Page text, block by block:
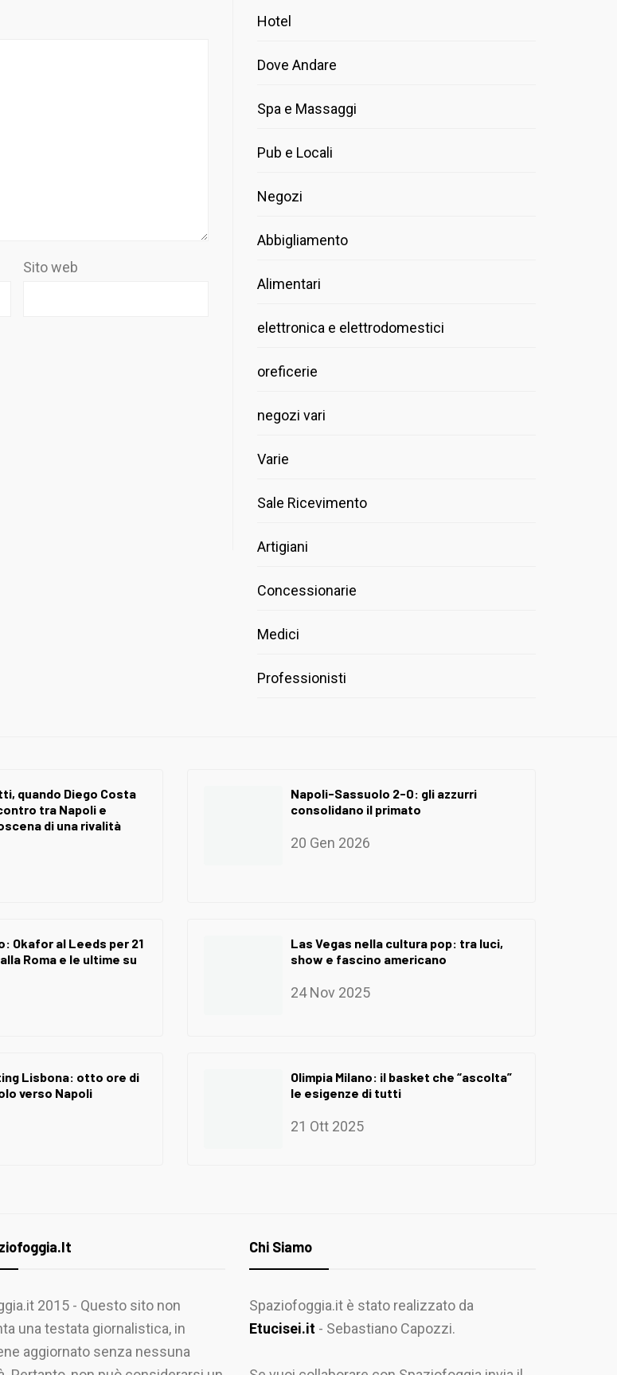
Sito web
Hotel
Dove Andare
Spa e Massaggi
Pub e Locali
Negozi
Abbigliamento
Alimentari
elettronica e elettrodomestici
oreficerie
negozi vari
Varie
Sale Ricevimento
Artigiani
Concessionarie
Medici
Professionisti
quando Diego Costa
tra Napoli e
di una rivalità
Napoli-Sassuolo 2-0: gli azzurri
consolidano il primato
20 Gen 2026
Okafor al Leeds per 21
Roma e le ultime su
Las Vegas nella cultura pop: tra luci,
show e fascino americano
24 Nov 2025
Lisbona: otto ore di
verso Napoli
Olimpia Milano: il basket che “ascolta”
le esigenze di tutti
21 Ott 2025
2015 - Questo sito non
una testata giornalistica, in
aggiornato senza nessuna
Chi Siamo
Spaziofoggia.it è stato realizzato da
Etucisei.it - Sebastiano Capozzi.